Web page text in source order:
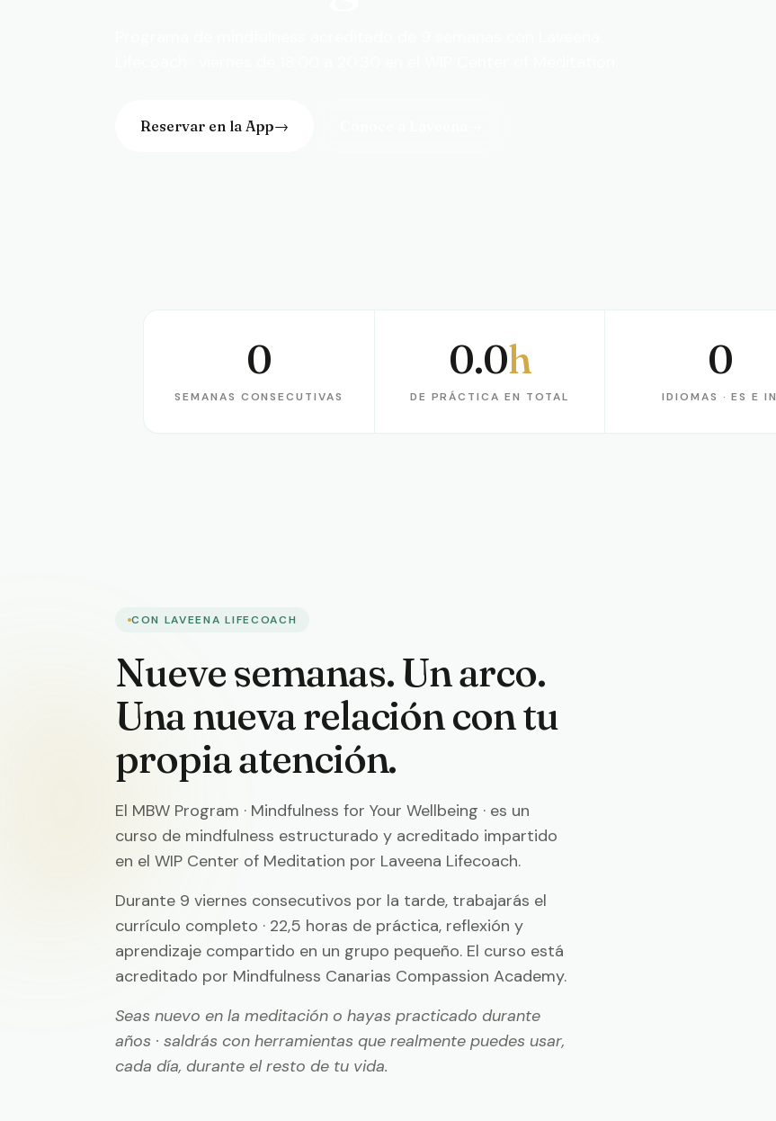
Reservar en la App→
Semanas consecutivas
0
SEMANAS CONSECUTIVAS
De práctica en total
0.0h
DE PRÁCTICA EN TOTAL
Idiomas · ES e IN
0
IDIOMAS · ES E IN
CON LAVEENA LIFECOACH
Nueve semanas. Un arco.
Una nueva relación con tu
propia atención.
El MBW Program · Mindfulness for Your Wellbeing · es un
curso de mindfulness estructurado y acreditado impartido
en el WIP Center of Meditation por Laveena Lifecoach.
Durante 9 viernes consecutivos por la tarde, trabajarás el
currículo completo · 22,5 horas de práctica, reflexión y
aprendizaje compartido en un grupo pequeño. El curso está
acreditado por Mindfulness Canarias Compassion Academy.
Seas nuevo en la meditación o hayas practicado durante
años · saldrás con herramientas que realmente puedes usar,
cada día, durante el resto de tu vida.